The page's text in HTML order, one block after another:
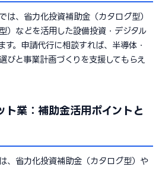
は、省力化投資補助金（カタログ型）
）などを活用した設備投資・デジタル
す。申請代行に相談すれば、半導体・
びと事業計画づくりを支援してもらえ
ト業：補助金活用ポイントと
、省力化投資補助金（カタログ型）や